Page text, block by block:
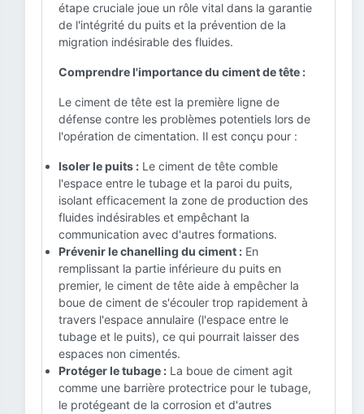
étape cruciale joue un rôle vital dans la garantie
de l'intégrité du puits et la prévention de la
migration indésirable des fluides.
Comprendre l'importance du ciment de tête :
Le ciment de tête est la première ligne de
défense contre les problèmes potentiels lors de
l'opération de cimentation. Il est conçu pour :
Isoler le puits : Le ciment de tête comble
l'espace entre le tubage et la paroi du puits,
isolant efficacement la zone de production des
fluides indésirables et empêchant la
communication avec d'autres formations.
Prévenir le chanelling du ciment : En
remplissant la partie inférieure du puits en
premier, le ciment de tête aide à empêcher la
boue de ciment de s'écouler trop rapidement à
travers l'espace annulaire (l'espace entre le
tubage et le puits), ce qui pourrait laisser des
espaces non cimentés.
Protéger le tubage : La boue de ciment agit
comme une barrière protectrice pour le tubage,
le protégeant de la corrosion et d'autres